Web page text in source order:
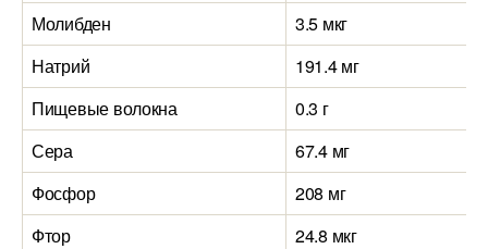
Молибден
3.5 мкг
Натрий
191.4 мг
Пищевые волокна
0.3 г
Сера
67.4 мг
Фосфор
208 мг
Фтор
24.8 мкг